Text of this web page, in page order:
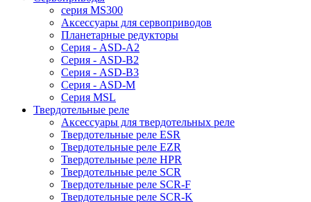
серия MS300
Аксессуары для сервоприводов
Планетарные редукторы
Серия - ASD-A2
Серия - ASD-B2
Серия - ASD-B3
Серия - ASD-M
Серия MSL
Твердотельные реле
Аксессуары для твердотельных реле
Твердотельные реле ESR
Твердотельные реле EZR
Твердотельные реле HPR
Твердотельные реле SCR
Твердотельные реле SCR-F
Твердотельные реле SCR-K